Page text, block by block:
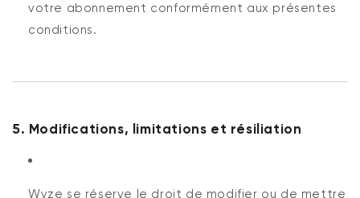
votre abonnement conformément aux présentes
conditions.
5. Modifications, limitations et résiliation
Wyze se réserve le droit de modifier ou de mettre